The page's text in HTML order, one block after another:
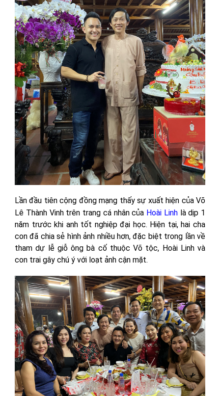
Lần đầu tiên cộng đồng mạng thấy sự xuất hiện của Võ
Lê Thành Vinh trên trang cá nhân của Hoài Linhlà dịp 1
năm trước khi anh tốt nghiệp đại học. Hiện tại, hai cha
con đã chia sẻ hình ảnh nhiều hơn, đặc biệt trong lần về
tham dự lễ giỗ ông bà cố thuộc Võ tộc, Hoài Linh và
con trai gây chú ý với loạt ảnh cận mặt.